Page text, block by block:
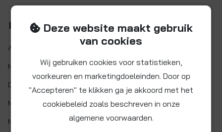
Kenmerken
Artikelnr.:
Maat: Ø 15 mm x 1/2" BSP
Demontabel:
Materiaal: Messing
Min. werktemp.: 1 °C
Deze website maakt gebruik
van cookies
Wij gebruiken cookies voor statistieken,
voorkeuren en marketingdoeleinden. Door op
"Accepteren" te klikken ga je akkoord met het
cookiebeleid zoals beschreven in onze
algemene voorwaarden.